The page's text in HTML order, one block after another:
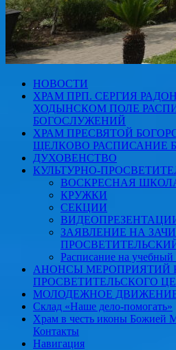
НОВОСТИ
ХРАМ ПРП. СЕРГИЯ
ХОДЫНСКОМ ПОЛЕ
БОГОСЛУЖЕНИЙ
ХРАМ ПРЕСВЯТОЙ
ЩЕЛКОВО РАСПИСАНИЕ
ДУХОВЕНСТВО
КУЛЬТУРНО-
ВОСКРЕСНАЯ
КРУЖКИ
СЕКЦИИ
ЗАЯВЛЕНИЕ НА
Расписание на учебный
АНОНСЫ МЕРОПРИЯТИЙ
ПРОСВЕТИТЕЛЬСКОГО
МОЛОДЕЖНОЕ
Склад «Наше дело-помогать»
Храм в честь иконы
Контакты
Навигация